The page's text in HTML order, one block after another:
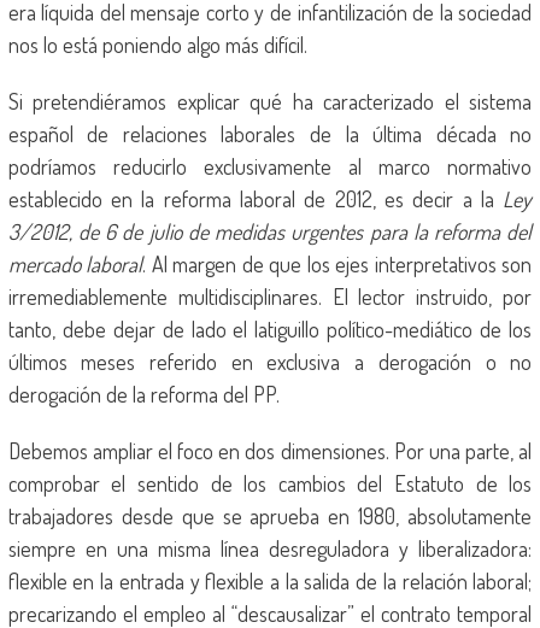
era líquida del mensaje corto y de infantilización de la sociedad
nos lo está poniendo algo más difícil.
Si pretendiéramos explicar qué ha caracterizado el sistema
español de relaciones laborales de la última década no
podríamos reducirlo exclusivamente al marco normativo
establecido en la reforma laboral de 2012, es decir a la Ley
3/2012, de 6 de julio de medidas urgentes para la reforma del
mercado laboral. Al margen de que los ejes interpretativos son
irremediablemente multidisciplinares. El lector instruido, por
tanto, debe dejar de lado el latiguillo político-mediático de los
últimos meses referido en exclusiva a derogación o no
derogación de la reforma del PP.
Debemos ampliar el foco en dos dimensiones. Por una parte, al
comprobar el sentido de los cambios del Estatuto de los
trabajadores desde que se aprueba en 1980, absolutamente
siempre en una misma línea desreguladora y liberalizadora:
flexible en la entrada y flexible a la salida de la relación laboral;
precarizando el empleo al “descausalizar” el contrato temporal